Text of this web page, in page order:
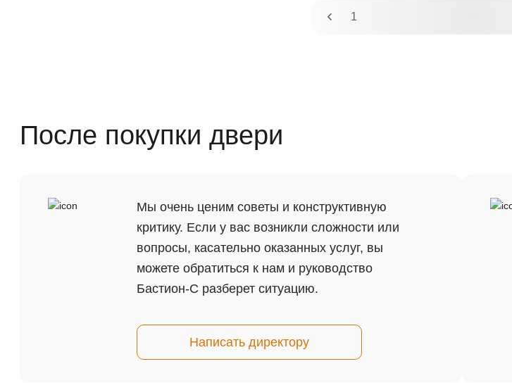
1
После покупки двери
Мы очень ценим советы и конструктивную
критику. Если у вас возникли сложности или
вопросы, касательно оказанных услуг, вы
можете обратиться к нам и руководство
Бастион-С разберет ситуацию.
Написать директору